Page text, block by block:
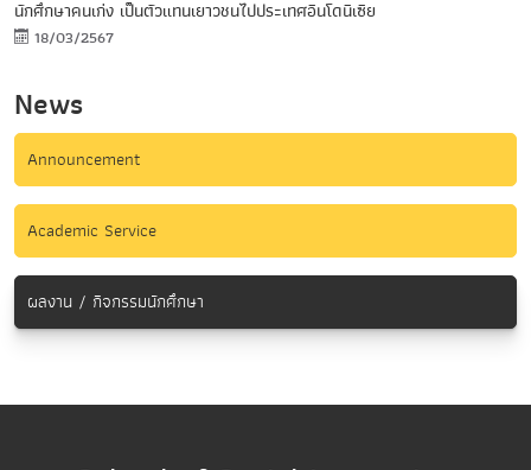
นักศึกษาคนเก่ง เป็นตัวแทนเยาวชนไปประเทศอินโดนีเซีย
18/03/2567
News
Announcement
Academic Service
ผลงาน / กิจกรรมนักศึกษา